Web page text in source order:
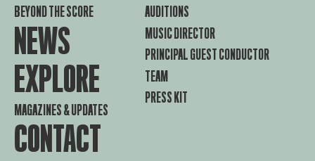
BEYOND THE SCORE
NEWS
EXPLORE
MAGAZINES & UPDATES
CONTACT
AUDITIONS
MUSIC DIRECTOR
PRINCIPAL GUEST CONDUCTOR
TEAM
PRESS KIT